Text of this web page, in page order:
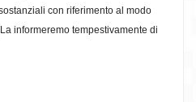
con riferimento al modo
informeremo tempestivamente di